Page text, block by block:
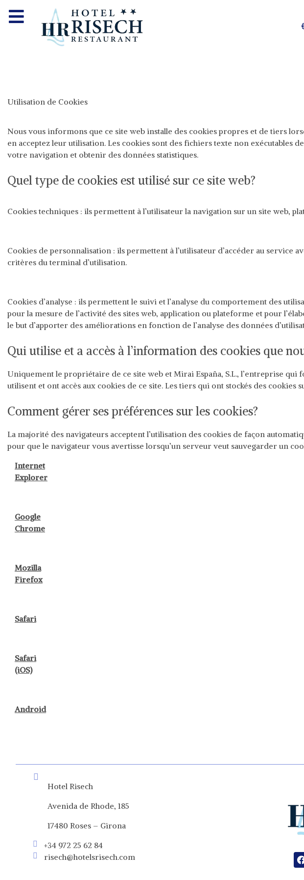
Utilisation de Cookies
Nous vous informons que ce site web installe des cookies propres et de tiers
en acceptez leur utilisation. Les cookies sont des fichiers texte non exécutables
votre navigation et obtenir des données statistiques.
Quel type de cookies est utilisé sur ce site web?
Cookies techniques : ils permettent à l’utilisateur la navigation sur un site web,
Cookies de personnalisation : ils permettent à l’utilisateur d’accéder au
critères du terminal d’utilisation.
Cookies d’analyse : ils permettent le suivi et l’analyse du comportement des
pour la mesure de l’activité des sites web, application ou plateforme et pour
le but d’apporter des améliorations en fonction de l’analyse des données
Qui utilise et a accès à l’information des cookies que
Uniquement le propriétaire de ce site web et Mirai España, S.L., l’entreprise
utilisent et ont accès aux cookies de ce site. Les tiers qui ont stockés des
Comment gérer ses préférences sur les cookies?
La majorité des navigateurs acceptent l’utilisation des cookies de façon
pour que le navigateur vous avertisse lorsqu’un serveur veut sauvegarder un
Internet
Explorer
Google
Chrome
Mozilla
Firefox
Safari
Safari
(iOS)
Android
Hotel Risech
Avenida de Rhode, 185
17480 Roses – Girona
+34 972 25 62 84
risech@hotelsrisech.com